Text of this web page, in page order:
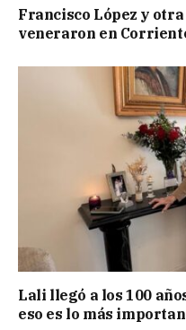
Francisco López y
veneraron en
Lali llegó a los 100
eso es lo más